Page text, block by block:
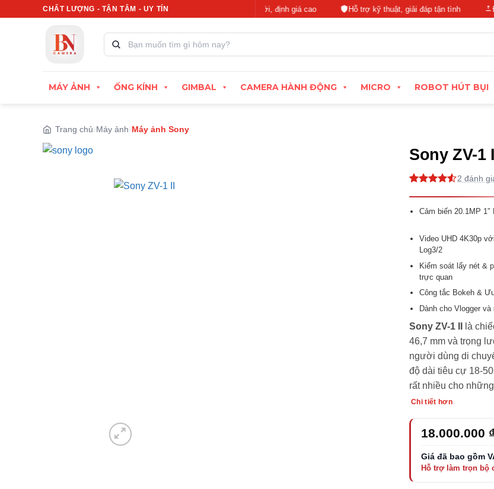
CHẤT LƯỢNG - TẬN TÂM - UY TÍN
Xuất hóa đơn VAT đầy đủ Thu cũ đổi mới, định giá cao Hỗ trợ kỹ thuật, giải đáp tận tình Đổi trả
kiếm
MÁY ẢNH ỐNG KÍNH GIMBAL CAMERA HÀNH ĐỘNG MICRO ROBOT HÚT BỤI
Trang chủ Máy ảnh Máy ảnh Sony
Sony ZV-1
đánh giá
2
Cảm biến 20.1MP
Video UHD 4K30p
Log3/2
Kiểm soát lấy nét &
trực quan
Công tắc Bokeh &
Dành cho Vlogger
Sony ZV-1 II
là
46,7 mm và trọng
người dùng di
độ dài tiêu cự 18-
rất nhiều cho
Chi tiết hơn
18.000.000 ₫
Khoảng
giá:
từ
18.000.000 ₫
đến